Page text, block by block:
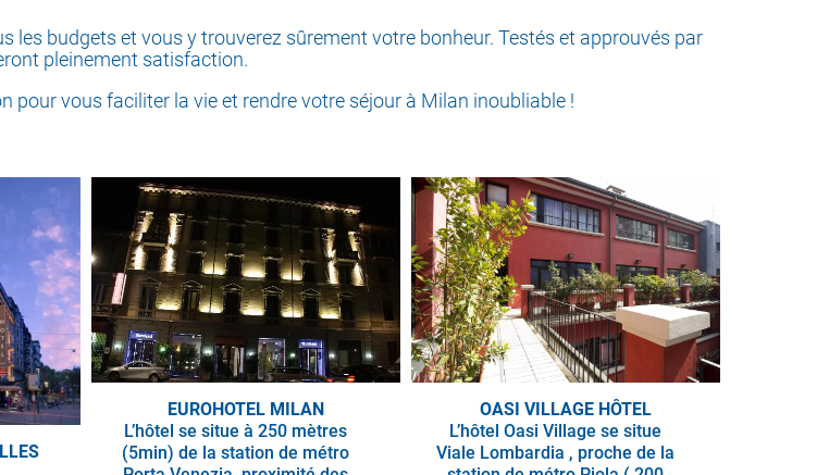
budgets et vous y trouverez sûrement votre bonheur. Testés et approuvés par
pleinement satisfaction.
pour vous faciliter la vie et rendre votre séjour à Milan inoubliable !
EUROHOTEL MILAN
L’hôtel se situe à 250 mètres
(5min) de la station de métro
OASI VILLAGE HÔTEL
L’hôtel Oasi Village se situe
Viale Lombardia , proche de la